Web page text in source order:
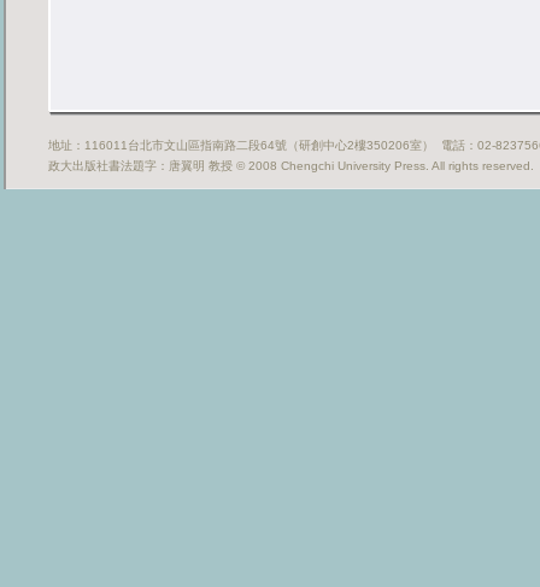
地址：116011台北市文山區指南路二段64號（研創中心2樓350206室） 電話：02-
政大出版社書法題字：唐翼明 教授 © 2008 Chengchi University Press. All rights reserved.